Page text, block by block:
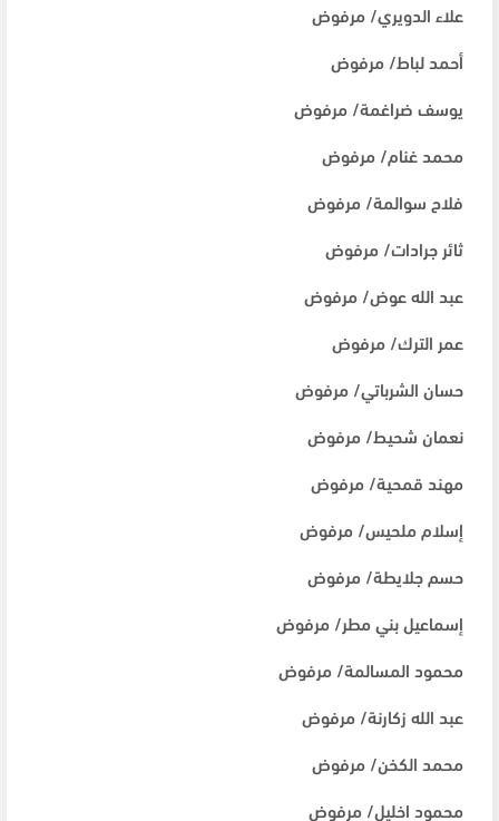
علاء الدويري/ مرفوض
أحمد لباط/ مرفوض
يوسف ضراغمة/ مرفوض
محمد غنام/ مرفوض
فلاح سوالمة/ مرفوض
ثائر جرادات/ مرفوض
عبد الله عوض/ مرفوض
عمر الترك/ مرفوض
حسان الشرباتي/ مرفوض
نعمان شحيط/ مرفوض
مهند قمحية/ مرفوض
إسلام ملحيس/ مرفوض
حسم جلايطة/ مرفوض
إسماعيل بني مطر/ مرفوض
محمود المسالمة/ مرفوض
عبد الله زكارنة/ مرفوض
محمد الكخن/ مرفوض
محمود اخليل/ مرفوض